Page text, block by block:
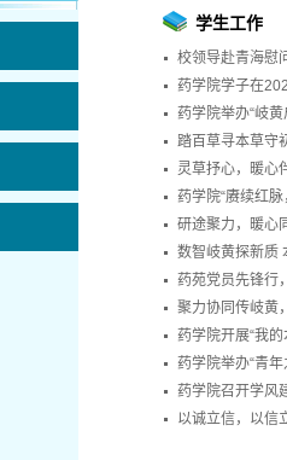
学生工作
校领导赴青海慰
药学院学子在
药学院举办“岐
踏百草寻本草守
灵草抒心，暖心
药学院“赓续红
研途聚力，暖心
数智岐黄探新质
药苑党员先锋行
聚力协同传岐黄
药学院开展“我
药学院举办“青
药学院召开学风
以诚立信，以